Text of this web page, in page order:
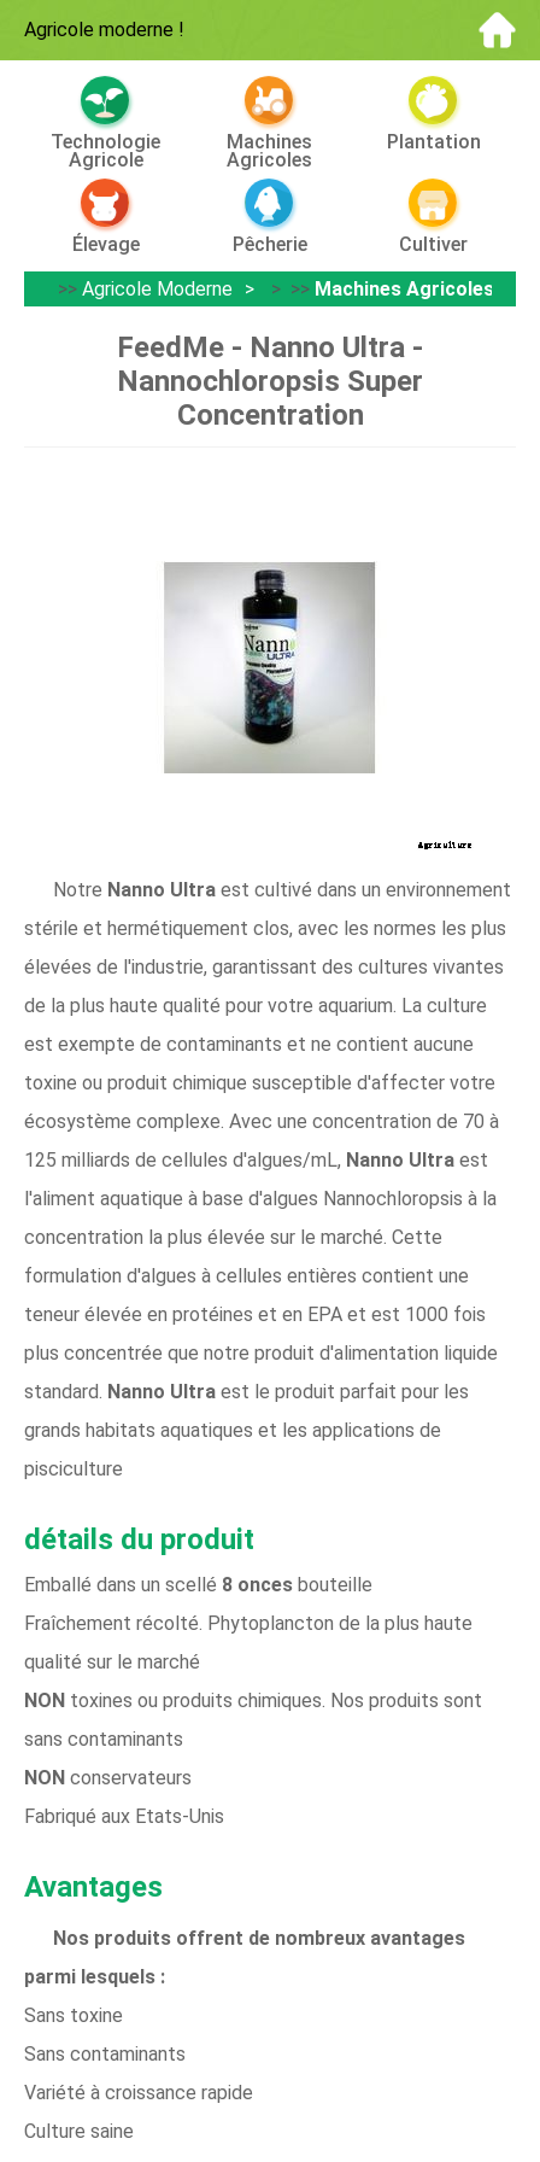
Agricole moderne !
Technologie
Agricole
Machines
Agricoles
Plantation
Élevage Pêcherie
Cultiver
>> Agricole Moderne > >> Machines Agricoles
FeedMe - Nanno Ultra -
Nannochloropsis Super
Concentration
Notre Nanno Ultra est cultivé dans un environnement
stérile et hermétiquement clos, avec les normes les plus
élevées de l'industrie, garantissant des cultures vivantes
de la plus haute qualité pour votre aquarium. La culture
est exempte de contaminants et ne contient aucune
toxine ou produit chimique susceptible d'affecter votre
écosystème complexe. Avec une concentration de 70 à
125 milliards de cellules d'algues/mL, Nanno Ultra est
l'aliment aquatique à base d'algues Nannochloropsis à la
concentration la plus élevée sur le marché. Cette
formulation d'algues à cellules entières contient une
teneur élevée en protéines et en EPA et est 1000 fois
plus concentrée que notre produit d'alimentation liquide
standard. Nanno Ultra est le produit parfait pour les
grands habitats aquatiques et les applications de
pisciculture
détails du produit
Emballé dans un scellé 8 onces bouteille
Fraîchement récolté. Phytoplancton de la plus haute
qualité sur le marché
NON toxines ou produits chimiques. Nos produits sont
sans contaminants
NON conservateurs
Fabriqué aux Etats-Unis
Avantages
Nos produits offrent de nombreux avantages
parmi lesquels :
Sans toxine
Sans contaminants
Variété à croissance rapide
Culture saine